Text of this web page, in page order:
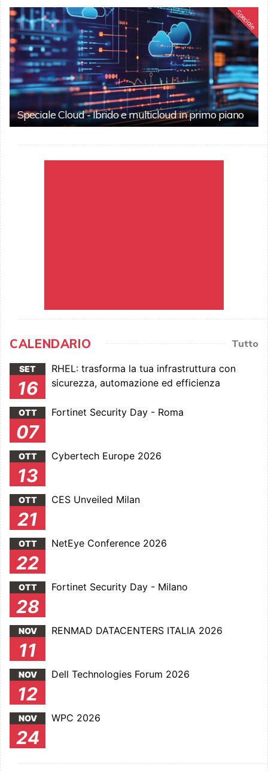
Speciale
Speciale Cloud - Ibrido e multicloud in primo piano
CALENDARIO Tutto
SET
16
RHEL: trasforma la tua infrastruttura con
sicurezza, automazione ed efficienza
OTT
07
Fortinet Security Day - Roma
OTT
13
Cybertech Europe 2026
OTT
21
CES Unveiled Milan
OTT
22
NetEye Conference 2026
OTT
28
Fortinet Security Day - Milano
NOV
11
RENMAD DATACENTERS ITALIA 2026
NOV
12
Dell Technologies Forum 2026
NOV
24
WPC 2026